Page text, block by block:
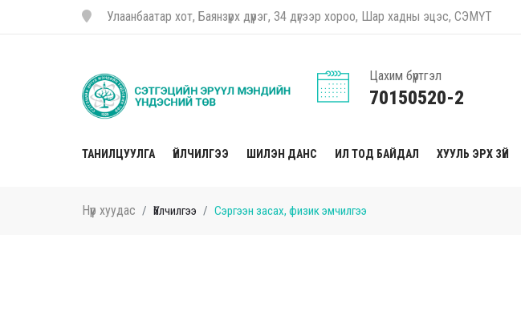
Улаанбаатар хот, Баянзүрх дүүрэг, 34 дүгээр хороо, Шар хадны эцэс, СЭМҮТ
Цахим бүртгэл
70150520-2
ТАНИЛЦУУЛГА ҮЙЛЧИЛГЭЭ ШИЛЭН ДАНС ИЛ ТОД БАЙДАЛ ХУУЛЬ ЭРХ ЗҮЙ
Нүүр хуудас Үйлчилгээ Сэргээн засах, физик эмчилгээ